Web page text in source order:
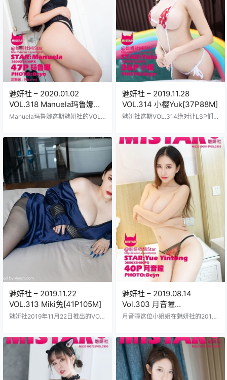
总共文件大小90MB下载起来超快不
会卡顿浪费你宝贵时…
贼到位，光影效果绝了，背景道具
也整得挺精致…
魅妍社 – 2020.01.02
VOL.318 Manuela玛鲁娜
[47+1P85M]
Manuela玛鲁娜这期魅妍社的VOL.
了47张主图加一张额外福利照，足
足85M的大小下载起来绝对过瘾，
她那标志性的长发和曲线玲珑的身
材在每一帧里都闪耀着诱惑的光
芒，魅妍社的摄影师们这次玩得挺
大胆，各种角度抓拍她的性感姿
态，从慵懒的卧室场景到火辣的泳
装秀，细节处理得贼到位，灯光打
在皮肤上的质感清晰可见，连发丝
都根根分明，Manu…
魅妍社 – 2019.11.28
VOL.314 小樱Yuk[37P88M]
魅妍社这期VOL.314绝对让LSP们
37张高清图片打包88MB大小下载
不费劲小樱Yuk那张精致脸蛋配上火
辣身材在镜头前各种撩人姿势看得
人血脉贲张魅妍社的摄影棚灯光打
得贼亮背景布景整得跟电影场景似
的每一张照片都透着小樱Yuk特有的
妩媚眼神勾魂摄魄服装换了好几套
从蕾丝内衣到紧身裙细节处理得特
别到位连发丝飘动的瞬间都抓拍得
清清楚楚…
魅妍社 – 2019.11.22
VOL.313 Miki兔[41P105M]
魅妍社2019年11月22日推出的VOL.
件大小才105MB下载起来超方便Mi
ki兔那脸蛋儿精致得像瓷娃娃大眼睛
扑闪扑闪的配上甜死人的微笑谁看
了不心动服装方面玩转多样风格从
清纯小白裙到火辣比基尼切换自如
魅妍社 – 2019.08.14
Vol.303 月音瞳
[40+1P237M]
月音瞳这位小姐姐在魅妍社的2019
兆的文件量下载超快；她那眼神深
邃得像夜空中的星星，笑容甜得能
融化人心，身材曲线玲珑每一寸都
透着诱人的魅力，服装搭配多变从
火辣的红色短裙到清纯的白色蕾丝